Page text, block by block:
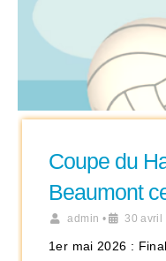
Coupe du
Beaumont
admin • 30 avril
1er mai 2026 :